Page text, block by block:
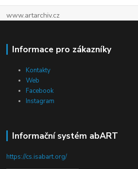
www.artarchiv.cz
Informace pro zákazníky
Kontakty
Web
Facebook
Instagram
Informační systém abART
https://cs.isabart.org/